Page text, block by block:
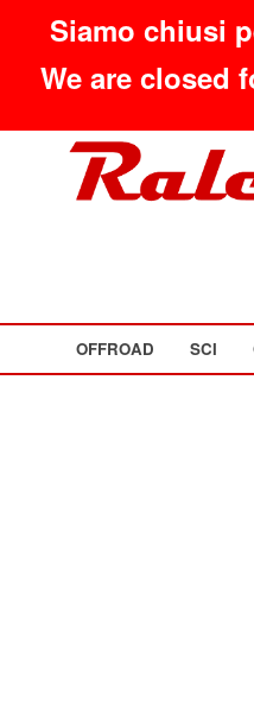
Siamo chiusi
We are closed
OFFROAD SCI